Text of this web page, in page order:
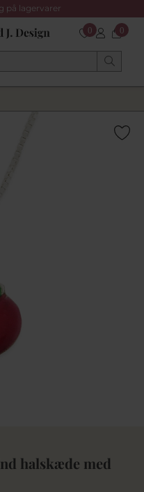
på lagervarer
0 0
halskæde med